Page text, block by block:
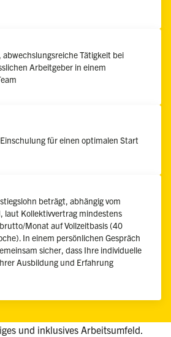
abwechslungsreiche Tätigkeit bei
Arbeitgeber in einem
für einen optimalen Start
beträgt, abhängig vom
laut Kollektivvertrag mindestens
Monat auf Vollzeitbasis (40
In einem persönlichen Gespräch
sicher, dass Ihre individuelle
Ausbildung und Erfahrung
und inklusives Arbeitsumfeld.